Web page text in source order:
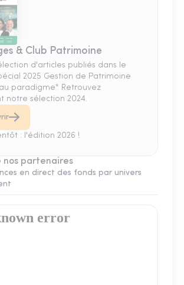
& Club Patrimoine
d'articles publiés dans le
2025 Gestion de Patrimoine
paradigme". Retrouvez
notre sélection 2024.
: l'édition 2026 !
nos partenaires
en direct des fonds par univers